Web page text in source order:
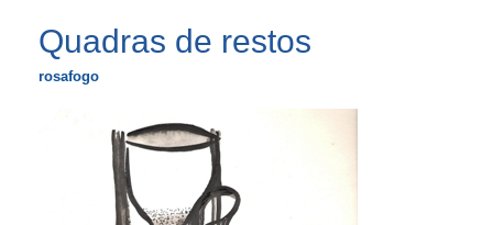
Quadras de restos
rosafogo